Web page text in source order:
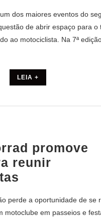
dos maiores eventos do
de abrir espaço para o
ao motociclista. Na 7ª
LEIA +
promove
reunir
perde a oportunidade de se
motoclube em passeios e